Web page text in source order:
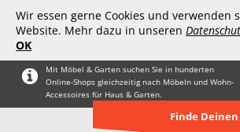
Wir essen gerne Cookies und verwenden
Website. Mehr dazu in unseren
OK
Mit Möbel & Garten suchen Sie in hunderten
Online-Shops gleichzeitig nach Möbeln und Wohn-
Accessoires für Haus & Garten.
Finde